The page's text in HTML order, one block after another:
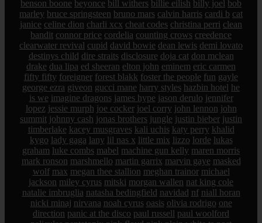
benson boone beyonce bill withers billie eilish billy joel bob
marley bruce springsteen bruno mars calvin harris cardi b cat
janice celine dion charli xcx cheat codes christina perri clean
bandit connor price cordelia counting crows creedence
clearwater revival cupid david bowie dean lewis demi lovato
destinys child dire straits disclosure doja cat don mclean
drake dua lipa ed sheeran elton john eminem eric carmen
fifty fifty foreigner forest blakk foster the people fun gayle
george ezra giveon gucci mane harry styles hazbin hotel he
is we imagine dragons james hype jason derulo jennifer
lopez jessie murph joe cocker joel corry john lennon john
summit johnny cash jonas brothers jungle justin bieber justin
timberlake kacey musgraves kali uchis katy perry khalid
kygo lady gaga lany lil nas x little mix lizzo lorde lukas
graham luke combs mabel machine gun kelly maren morris
mark ronson marshmello martin garrix marvin gaye masked
wolf max megan thee stallion meghan trainor michael
jackson miley cyrus mitski morgan wallen nat king cole
natalie imbruglia natasha bedingfield navidad nf niall horan
nicki minaj nirvana noah cyrus oasis olivia rodrigo one
direction panic at the disco paul russell paul woolford